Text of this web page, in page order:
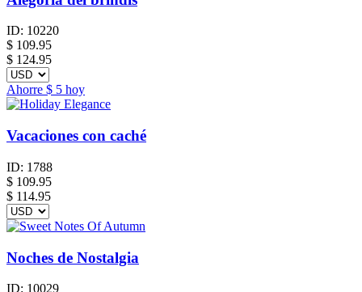
ID: 10220
$ 109.95
$ 124.95
Ahorre $ 5 hoy
Vacaciones con caché
ID: 1788
$ 109.95
$ 114.95
Noches de Nostalgia
ID: 10029